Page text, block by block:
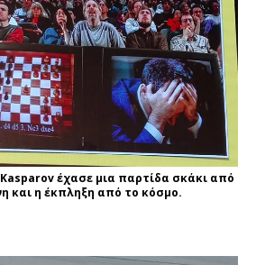
έχασε μια παρτίδα σκάκι από
και η έκπληξη από το κόσμο.